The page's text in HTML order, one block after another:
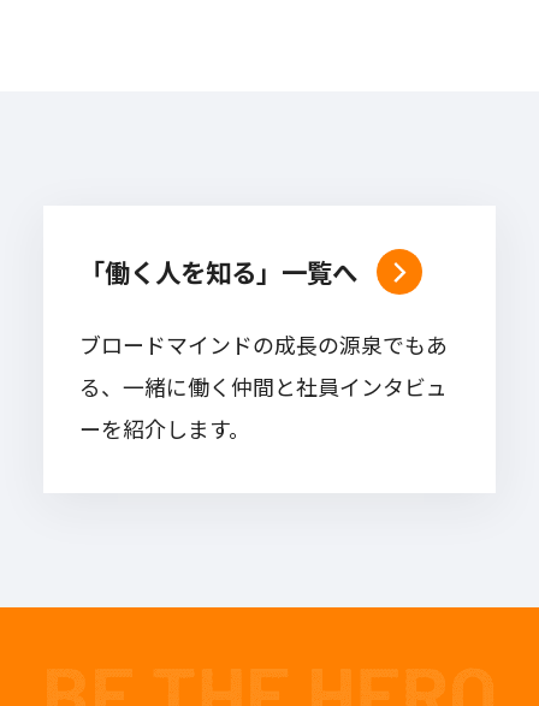
「働く人を知る」一覧へ
ブロードマインドの成長の源泉でもあ
る、一緒に働く仲間と社員インタビュ
ーを紹介します。